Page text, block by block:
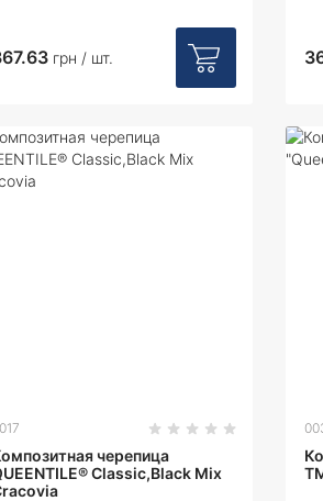
грн / шт.
черепица
Classic,Black Mix